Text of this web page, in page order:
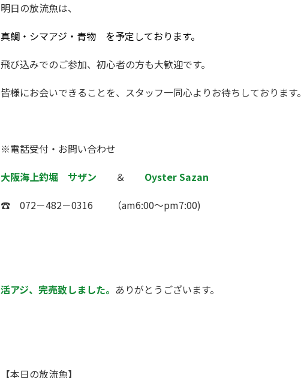
明日の放流魚は、
真鯛・シマアジ・ 青物 を予定しております。
飛び込みでのご参加、初心者の方も大歓迎です。
皆様にお会いできることを、スタッフ一同心よりお待ちしております。
※電話受付・お問い合わせ
大阪海上釣堀 サザン ＆ Oyster Sazan
☎ 072－482－0316 （am6:00～pm7:00)
活アジ、完売致しました。 ありがとうございます。
【本日の放流魚】